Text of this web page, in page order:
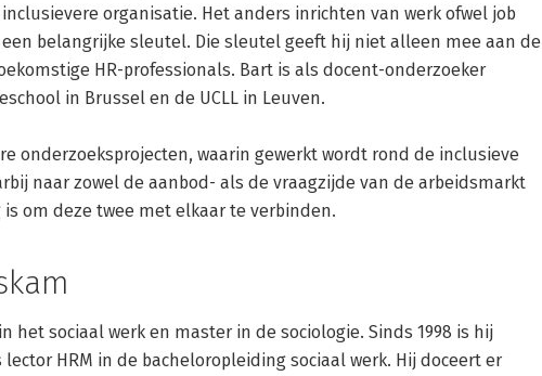
organisatie. Het anders inrichten van werk ofwel job
belangrijke sleutel. Die sleutel geeft hij niet alleen mee aan de
HR-professionals. Bart is als docent-onderzoeker
in Brussel en de UCLL in Leuven.
onderzoeksprojecten, waarin gewerkt wordt rond de inclusieve
naar zowel de aanbod- als de vraagzijde van de arbeidsmarkt
om deze twee met elkaar te verbinden.
het sociaal werk en master in de sociologie. Sinds 1998 is hij
lector HRM in de bacheloropleiding sociaal werk. Hij doceert er